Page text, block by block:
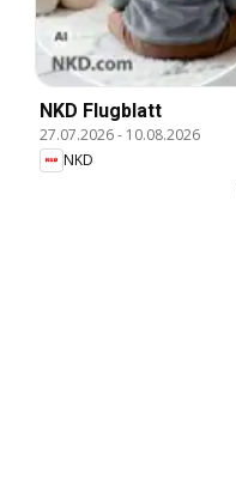
NKD Flugblatt
27.07.2026- 10.08.2026
NKD